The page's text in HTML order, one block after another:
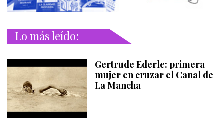
Lo más leído:
Gertrude Ederle: primera
mujer en cruzar el Canal de
La Mancha